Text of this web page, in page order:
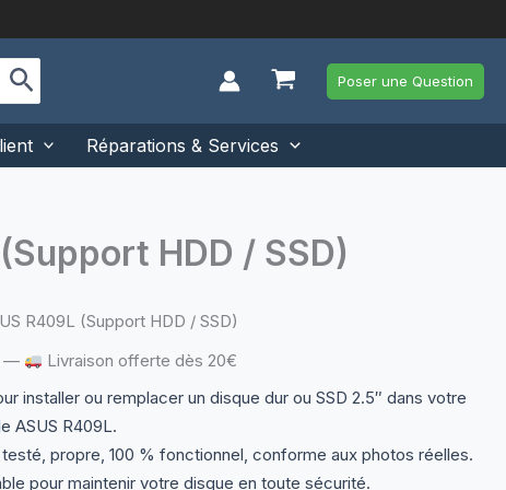
Poser une Question
Réparations & Services
HDD / SSD)
R409L (Support HDD / SSD)
—
Livraison offerte dès 20€
installer ou remplacer un disque dur ou SSD 2.5″ dans votre
ASUS R409L.
propre, 100 % fonctionnel, conforme aux photos réelles.
pour maintenir votre disque en toute sécurité.